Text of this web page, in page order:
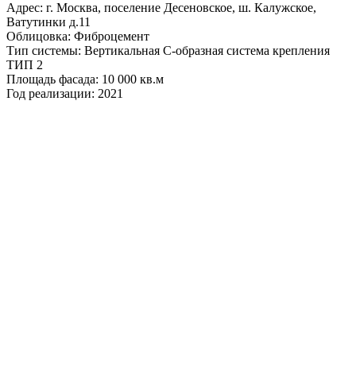
Адрес: г. Москва, поселение Десеновское, ш. Калужское,
Ватутинки д.11
Облицовка: Фиброцемент
Тип системы: Вертикальная С-образная система крепления
ТИП 2
Площадь фасада: 10 000 кв.м
Год реализации: 2021